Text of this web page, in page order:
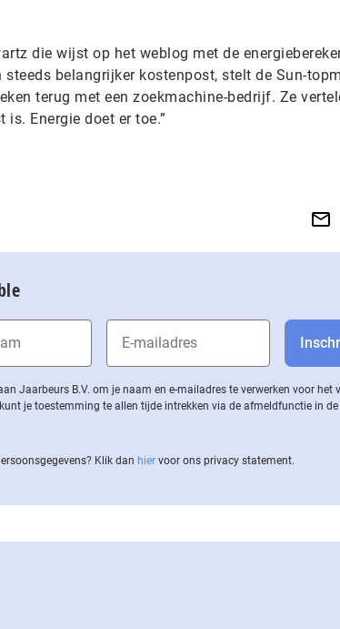
die wijst op het weblog met de
belangrijker kostenpost, stelt de Sun-
terug met een zoekmachine-bedrijf. Ze
Energie doet er toe.”
Jaarbeurs B.V. om je naam en e-mailadres te verwerken voor het
je toestemming te allen tijde intrekken via de af­meld­func­tie in de
Klik dan hier voor ons privacy statement.